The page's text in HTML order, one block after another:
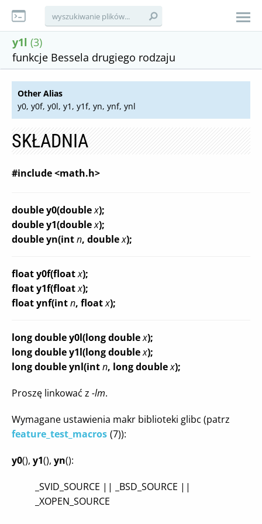
y1l (3)
funkcje Bessela drugiego rodzaju
Other Alias
y0, y0f, y0l, y1, y1f, yn, ynf, ynl
SKŁADNIA
#include <math.h>
double y0(doublex);
double y1(doublex);
double yn(intn, doublex);
float y0f(floatx);
float y1f(floatx);
float ynf(intn, floatx);
long double y0l(long doublex);
long double y1l(long doublex);
long double ynl(intn, long doublex);
Proszę linkować z -lm.
Wymagane ustawienia makr biblioteki glibc (patrz
feature_test_macros (7)):
y0(), y1(), yn():
_SVID_SOURCE || _BSD_SOURCE ||
_XOPEN_SOURCE